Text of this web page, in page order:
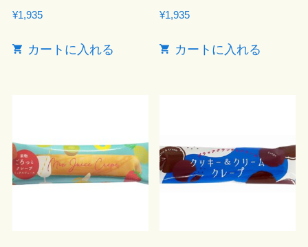
¥1,935
カートに入れる
¥1,935
カートに入れる